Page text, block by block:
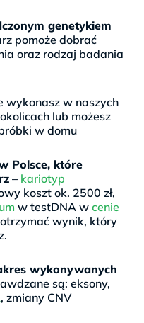
genetykiem
pomoże dobrać
oraz rodzaj badania
wykonasz w naszych
lub możesz
w domu
Polsce, które
– kariotyp
koszt ok. 2500 zł,
w testDNA w cenie
wynik, który
wykonywanych
są: eksony,
, zmiany CNV